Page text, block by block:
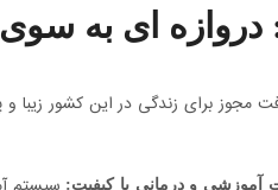
دروازه ای به
مجوز برای زندگی در این کشور زیبا
و درمانی با کیفیت: